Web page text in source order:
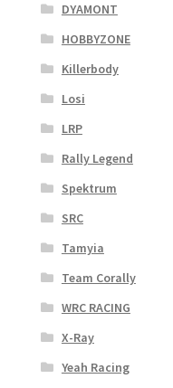
DYAMONT
HOBBYZONE
Killerbody
Losi
LRP
Rally Legend
Spektrum
SRC
Tamyia
Team Corally
WRC RACING
X-Ray
Yeah Racing